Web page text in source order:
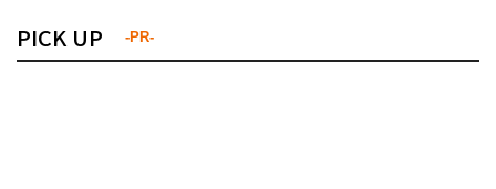
PICK UP -PR-